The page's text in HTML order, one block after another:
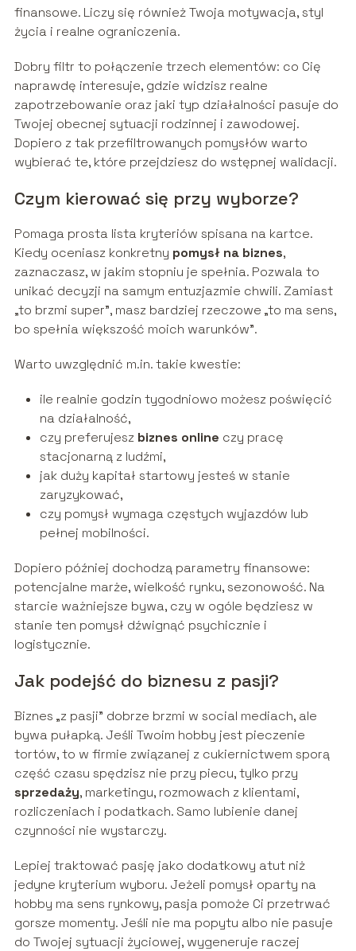
finansowe. Liczy się również Twoja motywacja, styl
życia i realne ograniczenia.
Dobry filtr to połączenie trzech elementów: co Cię
naprawdę interesuje, gdzie widzisz realne
zapotrzebowanie oraz jaki typ działalności pasuje do
Twojej obecnej sytuacji rodzinnej i zawodowej.
Dopiero z tak przefiltrowanych pomysłów warto
wybierać te, które przejdziesz do wstępnej walidacji.
Czym kierować się przy wyborze?
Pomaga prosta lista kryteriów spisana na kartce.
Kiedy oceniasz konkretny pomysł na biznes,
zaznaczasz, w jakim stopniu je spełnia. Pozwala to
unikać decyzji na samym entuzjazmie chwili. Zamiast
„to brzmi super”, masz bardziej rzeczowe „to ma sens,
bo spełnia większość moich warunków”.
Warto uwzględnić m.in. takie kwestie:
ile realnie godzin tygodniowo możesz poświęcić
na działalność,
czy preferujesz biznes online czy pracę
stacjonarną z ludźmi,
jak duży kapitał startowy jesteś w stanie
zaryzykować,
czy pomysł wymaga częstych wyjazdów lub
pełnej mobilności.
Dopiero później dochodzą parametry finansowe:
potencjalne marże, wielkość rynku, sezonowość. Na
starcie ważniejsze bywa, czy w ogóle będziesz w
stanie ten pomysł dźwignąć psychicznie i
logistycznie.
Jak podejść do biznesu z pasji?
Biznes „z pasji” dobrze brzmi w social mediach, ale
bywa pułapką. Jeśli Twoim hobby jest pieczenie
tortów, to w firmie związanej z cukiernictwem sporą
część czasu spędzisz nie przy piecu, tylko przy
sprzedaży, marketingu, rozmowach z klientami,
rozliczeniach i podatkach. Samo lubienie danej
czynności nie wystarczy.
Lepiej traktować pasję jako dodatkowy atut niż
jedyne kryterium wyboru. Jeżeli pomysł oparty na
hobby ma sens rynkowy, pasja pomoże Ci przetrwać
gorsze momenty. Jeśli nie ma popytu albo nie pasuje
do Twojej sytuacji życiowej, wygeneruje raczej